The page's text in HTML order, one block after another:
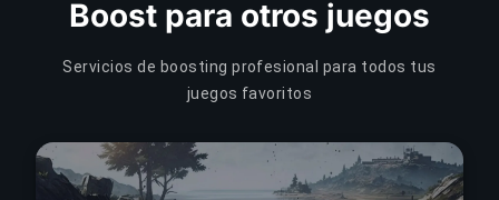
Boost para otros juegos
Servicios de boosting profesional para todos tus
juegos favoritos